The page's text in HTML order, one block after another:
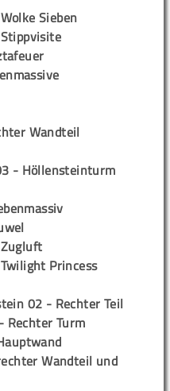
Sieben
Wandteil
- Höllensteinturm
Princess
02 - Rechter Teil
Rechter Turm
Wandteil und